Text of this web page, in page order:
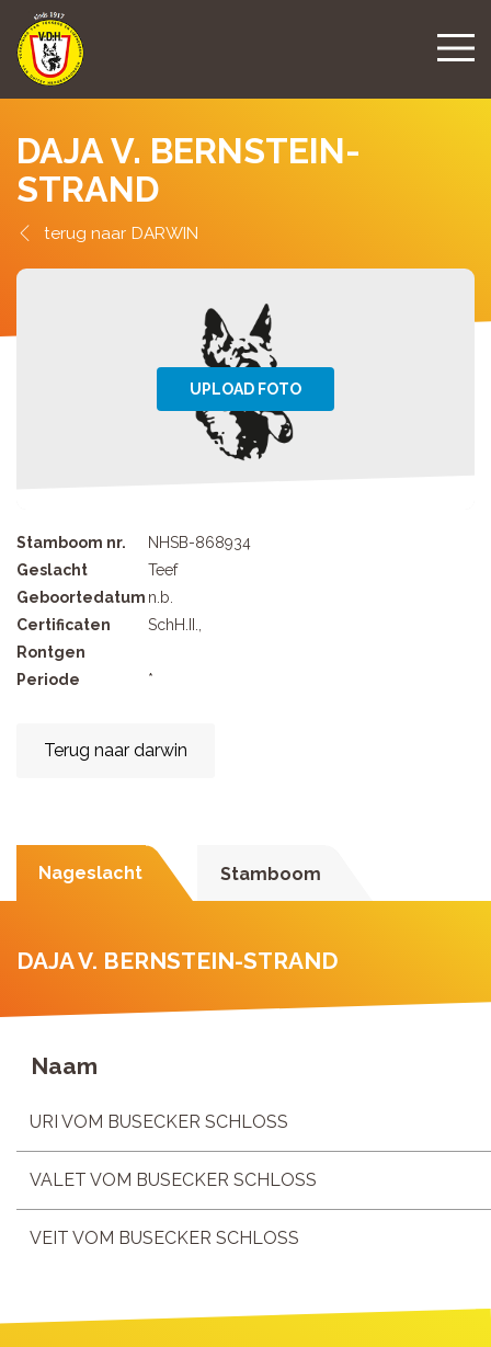
DAJA V. BERNSTEIN-
STRAND
DARWIN
Stamboom nr.
NHSB-868934
Geslacht
Teef
Geboortedatum n.b.
Certificaten
SchH.II.,
Rontgen
Periode
*
Terug naar darwin
Nageslacht Stamboom
DAJA V. BERNSTEIN-STRAND
Naam
URI VOM BUSECKER SCHLOSS
VALET VOM BUSECKER SCHLOSS
VEIT VOM BUSECKER SCHLOSS